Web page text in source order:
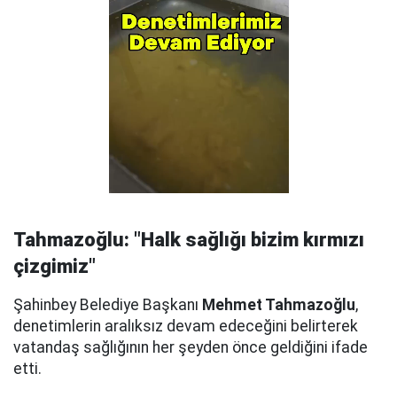
Tahmazoğlu: "Halk sağlığı bizim kırmızı
çizgimiz"
Şahinbey Belediye Başkanı Mehmet Tahmazoğlu,
denetimlerin aralıksız devam edeceğini belirterek
vatandaş sağlığının her şeyden önce geldiğini ifade
etti.